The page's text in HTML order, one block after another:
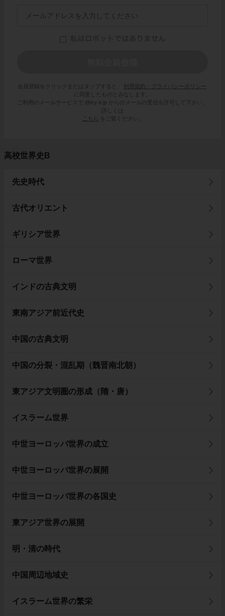
会員登録をクリックまたはタップすると、
利用規約・プライバシーポリシー
に同意したものとみなします。
ご利用のメールサービスで @try-it.jp からのメールの受信を許可して下さい。
詳しくは
こちら
をご覧ください。
高校世界史B
先史時代
古代オリエント
ギリシア世界
ローマ世界
インドの古典文明
東南アジア前近代史
中国の古典文明
中国の分裂・混乱期（魏晋南北朝）
東アジア文明圏の形成（隋・唐）
イスラーム世界
中世ヨーロッパ世界の成立
中世ヨーロッパ世界の展開
中世ヨーロッパ世界の各国史
東アジア世界の展開
明・清の時代
中国周辺地域史
イスラーム世界の繁栄